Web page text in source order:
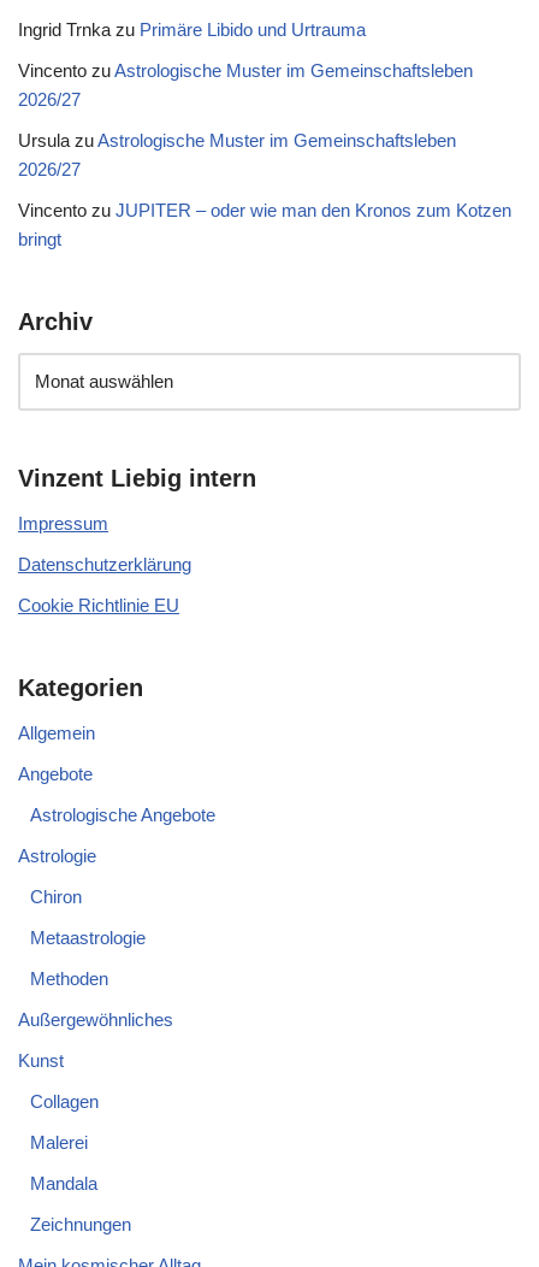
Ingrid Trnka zu Primäre Libido und Urtrauma
Vincento zuAstrologische Muster im Gemeinschaftsleben
2026/27
Ursula zuAstrologische Muster im Gemeinschaftsleben
2026/27
Vincento zu JUPITER – oder wie man den Kronos zum Kotzen
bringt
Archiv
Vinzent Liebig intern
Impressum
Datenschutzerklärung
Cookie Richtlinie EU
Kategorien
Allgemein
Angebote
Astrologische Angebote
Astrologie
Chiron
Metaastrologie
Methoden
Außergewöhnliches
Kunst
Collagen
Malerei
Mandala
Zeichnungen